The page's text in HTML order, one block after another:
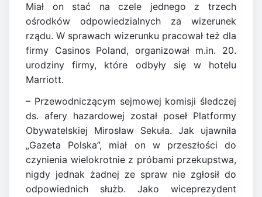
Miał on stać na czele jednego z trzech
ośrodków odpowiedzialnych za wizerunek
rządu. W sprawach wizerunku pracował też dla
firmy Casinos Poland, organizował m.in. 20.
urodziny firmy, które odbyły się w hotelu
Marriott.
– Przewodniczącym sejmowej komisji śledczej
ds. afery hazardowej został poseł Platformy
Obywatelskiej Mirosław Sekuła. Jak ujawniła
„Gazeta Polska”, miał on w przeszłości do
czynienia wielokrotnie z próbami przekupstwa,
nigdy jednak żadnej ze spraw nie zgłosił do
odpowiednich służb. Jako wiceprezydent